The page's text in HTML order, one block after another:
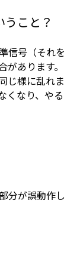
こと？
信号（それを
あります。
じ様に乱れま
くなり、やる
分が誤動作し